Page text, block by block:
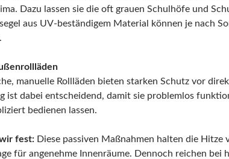
Dazu lassen sie die oft grauen Schulhöfe und
aus UV-beständigem Material können je nach
manuelle Rollläden bieten starken Schutz vor
ist dabei entscheidend, damit sie problemlos
bedienen lassen.
fest: Diese passiven Maßnahmen halten die
für angenehme Innenräume. Dennoch reichen bei